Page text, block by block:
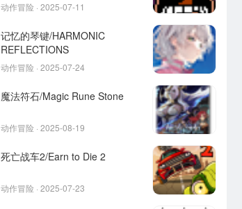
动作冒险 · 2025-07-11
记忆的琴键/HARMONIC
REFLECTIONS
动作冒险 · 2025-07-24
魔法符石/Magic Rune Stone
动作冒险 · 2025-08-19
死亡战车2/Earn to Die 2
动作冒险 · 2025-07-23